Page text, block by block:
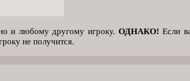
и любому другому игроку. ОДНАКО! Если
не получится.